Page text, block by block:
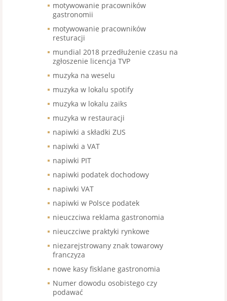
motywowanie pracowników
gastronomii
motywowanie pracowników
resturacji
mundial 2018 przedłużenie czasu na
zgłoszenie licencja TVP
muzyka na weselu
muzyka w lokalu spotify
muzyka w lokalu zaiks
muzyka w restauracji
napiwki a składki ZUS
napiwki a VAT
napiwki PIT
napiwki podatek dochodowy
napiwki VAT
napiwki w Polsce podatek
nieuczciwa reklama gastronomia
nieuczciwe praktyki rynkowe
niezarejstrowany znak towarowy
franczyza
nowe kasy fisklane gastronomia
Numer dowodu osobistego czy
podawać